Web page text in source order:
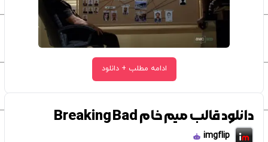
ادامه مطلب + دانلود
دانلود قالب میم خام Breaking Bad
imgflip